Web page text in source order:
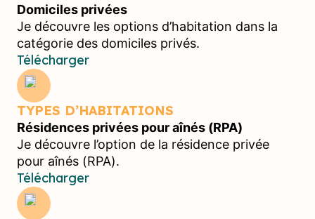
Domiciles privées
Je découvre les options d’habitation dans la
catégorie des domiciles privés.
Télécharger
TYPES D’HABITATIONS
Résidences privées pour aînés (RPA)
Je découvre l’option de la résidence privée
pour aînés (RPA).
Télécharger